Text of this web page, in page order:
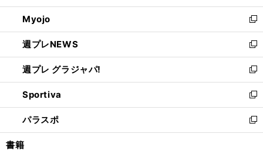
開
く
ウ
で
開
く
ン
ド
ウ
で
開
く
ウ
ィ
ン
ド
ウ
で
開
く
Myojo
新
し
い
ウ
ィ
ン
ド
ウ
で
開
週プレNEWS
新
し
い
ウ
ィ
ン
ド
ウ
週プレ グラジャパ!
新
し
い
ウ
ィ
ン
Sportiva
新
し
い
ウ
パラスポ
新
し
書籍